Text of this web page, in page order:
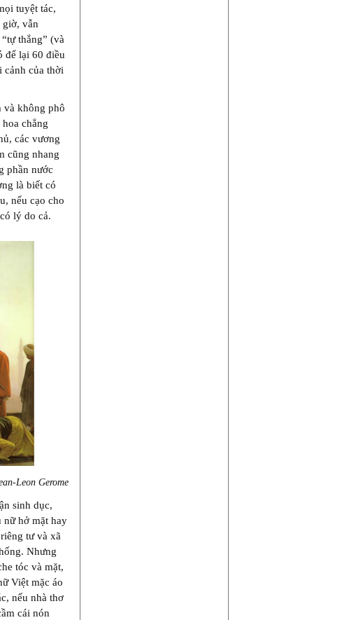
tuyệt tác,
giờ, vẫn
thắng” (và
để lại 60 điều
cảnh của thời
và không phô
chẳng
các vương
cũng nhang
phần nước
là biết có
nếu cạo cho
lý do cả.
Leon Gerome
sinh dục,
nữ hở mặt hay
tư và xã
Nhưng
tóc và mặt,
Việt mặc áo
nếu nhà thơ
cái nón